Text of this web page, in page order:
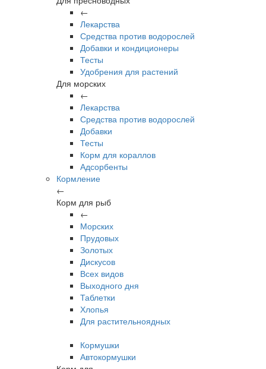
←
Лекарства
Средства против водорослей
Добавки и кондиционеры
Тесты
Удобрения для растений
Для морских
←
Лекарства
Средства против водорослей
Добавки
Тесты
Корм для кораллов
Адсорбенты
Кормление
←
Корм для рыб
←
Морских
Прудовых
Золотых
Дискусов
Всех видов
Выходного дня
Таблетки
Хлопья
Для растительноядных
Кормушки
Автокормушки